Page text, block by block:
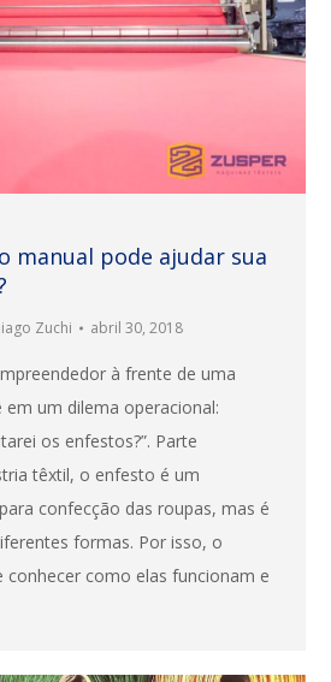
manual pode ajudar sua
Zuchi abril 30, 2018
à frente de uma
em um dilema operacional:
os enfestos?”. Parte
têxtil, o enfesto é um
confecção das roupas, mas é
formas. Por isso, o
conhecer como elas funcionam e